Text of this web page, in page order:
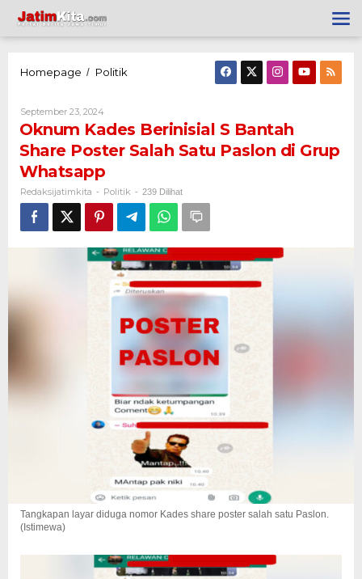
konten
Homepage / Politik
Share
Poster
Salah
di
Grup
Whatsapp
September 23, 2024Oleh
Redaksijatimkita
Oknum Kades Berinisial S Bantah
Share Poster Salah Satu Paslon di Grup
Whatsapp
Redaksijatimkita - Politik - 239 Dilihat
Tangkapan layar diduga nomor Kades share poster salah satu Paslon.
(Istimewa)